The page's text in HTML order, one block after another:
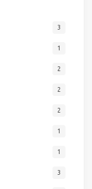
3
1
2
2
2
1
1
3